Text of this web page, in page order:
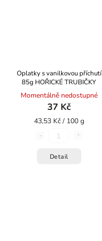
Oplatky s vanilkovou příchutí
85g HOŘICKÉ TRUBIČKY
Momentálně nedostupné
37 Kč
43,53 Kč / 100 g
Detail